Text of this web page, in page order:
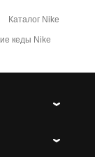
Каталог Nike
кеды Nike